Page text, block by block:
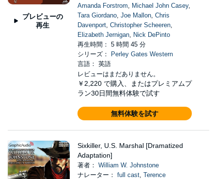
プレビューの
再生
Amanda Forstrom, Michael John Casey,
Tara Giordano, Joe Mallon, Chris
Davenport, Christopher Scheeren,
Elizabeth Jernigan, Nick DePinto
再生時間： 5 時間 45 分
シリーズ：
Perley Gates Western
言語： 英語
レビューはまだありません。
￥2,220 で購入、またはプレミアムプ
ラン30日間無料体験で試す
無料体験を試す
Sixkiller, U.S. Marshal [Dramatized
Adaptation]
著者： William W. Johnstone
ナレーター： full cast, Terence